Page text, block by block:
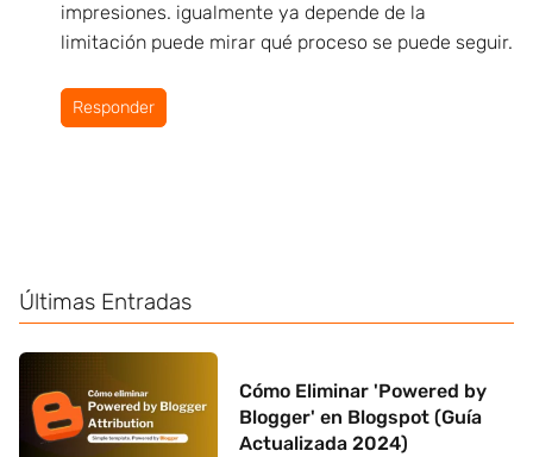
impresiones. igualmente ya depende de la
limitación puede mirar qué proceso se puede seguir.
Responder
Últimas Entradas
Cómo Eliminar 'Powered by
Blogger' en Blogspot (Guía
Actualizada 2024)